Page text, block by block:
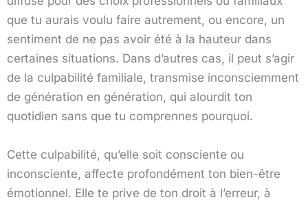
que tu aurais voulu faire autrement, ou encore, un
sentiment de ne pas avoir été à la hauteur dans
certaines situations. Dans d’autres cas, il peut s’agir
de la culpabilité familiale, transmise inconsciemment
de génération en génération, qui alourdit ton
quotidien sans que tu comprennes pourquoi.
Cette culpabilité, qu’elle soit consciente ou
inconsciente, affecte profondément ton bien-être
émotionnel. Elle te prive de ton droit à l’erreur, à